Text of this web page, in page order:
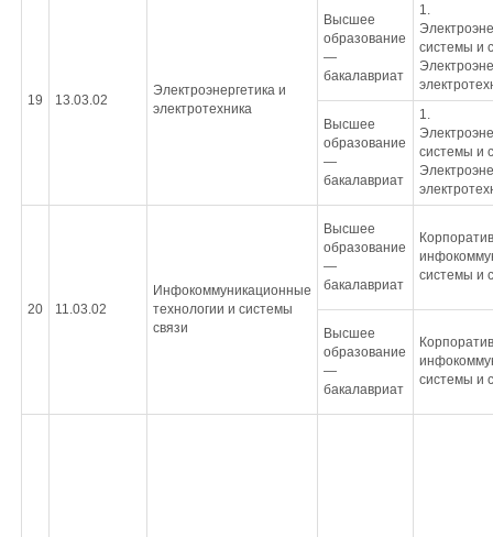
19 13.03.02
Электроэнергетика и
электротехника
Высшее
образование
—
бакалавриат
1.
системы и
Высшее
образование
—
бакалавриат
1.
системы и
20 11.03.02
Инфокоммуникационные
технологии и системы
связи
Высшее
образование
—
бакалавриат
системы и
Высшее
образование
—
бакалавриат
системы и